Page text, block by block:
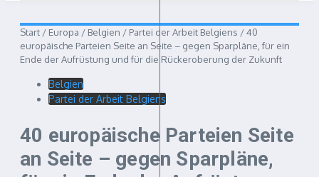
Start / Europa / Belgien / Partei der Arbeit Belgiens /40
europäische Parteien Seite an Seite – gegen Sparpläne, für ein
Ende der Aufrüstung und für die Rückeroberung der Zukunft
Belgien
Partei der Arbeit Belgiens
40 europäische Parteien Seite
an Seite – gegen Sparpläne,